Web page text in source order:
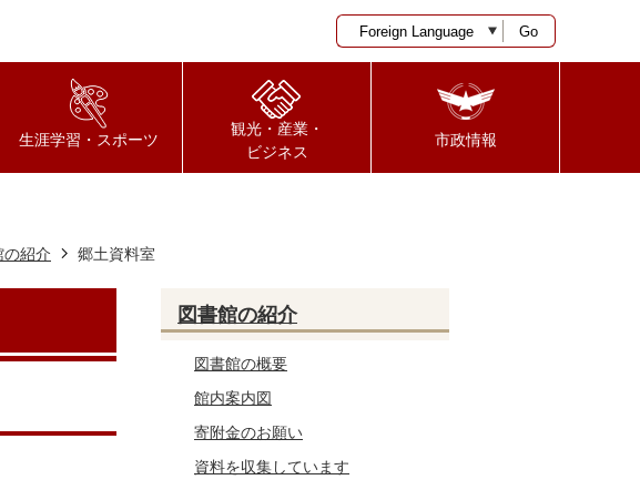
Go
生涯学習・スポーツ
観光・産業・
ビジネス
市政情報
の紹介 郷土資料室
図書館の紹介
図書館の概要
館内案内図
寄附金のお願い
資料を収集しています